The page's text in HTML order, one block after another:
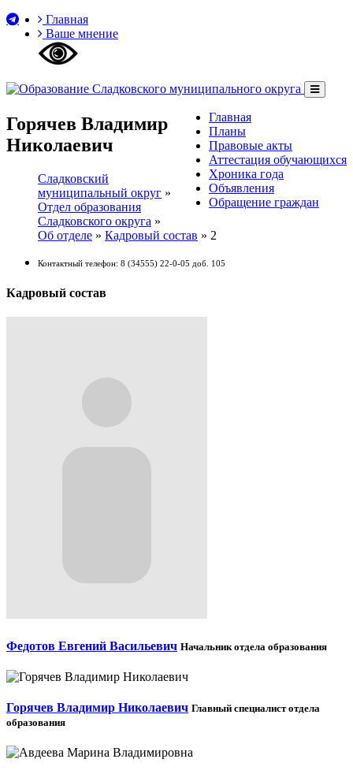
Главная
Ваше мнение
Главная
Планы
Правовые акты
Аттестация обучающихся
Хроника года
Объявления
Обращение граждан
Горячев Владимир
Николаевич
Сладковский
муниципальный округ »
Отдел образования
Сладковского округа »
Об отделе » Кадровый состав » 2
Контактный телефон: 8 (34555) 22-0-05 доб. 105
Кадровый состав
Федотов Евгений Васильевич Начальник отдела образования
Горячев Владимир Николаевич Главный специалист отдела
образования